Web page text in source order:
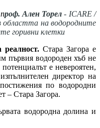
роф. Ален Торел - ICARE /
областта на водородните
горивни клетки
реалност.Стара Загора е
първия водороден хъб не
е невероятен,
директор на
по водородни
– Стара Загора.
водородна долина и